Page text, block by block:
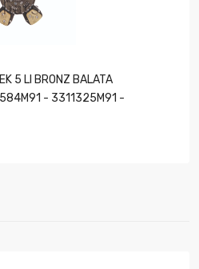
5 LI BRONZ BALATA
- 3311325M91 -